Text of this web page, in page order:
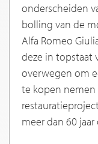
onderscheiden
bolling van de
Alfa Romeo
deze in topstaat
overwegen om
te kopen
meer dan 60